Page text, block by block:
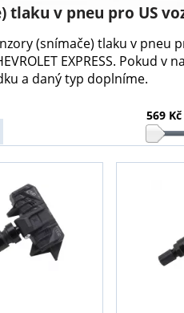
v pneu pro US vozy
(snímače) tlaku v pneu
EXPRESS. Pokud
a daný typ doplníme.
569 Kč